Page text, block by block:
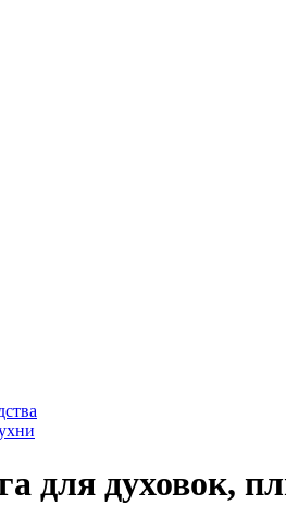
для духовок,